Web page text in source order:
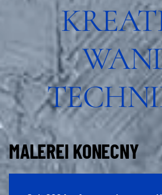
MALEREI KONECNY